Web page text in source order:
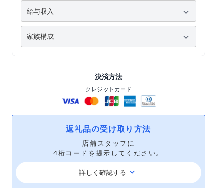
決済方法
クレジットカード
返礼品の受け取り方法
店舗スタッフに
4桁コードを提示してください。
詳しく確認する keyboard_arrow_down